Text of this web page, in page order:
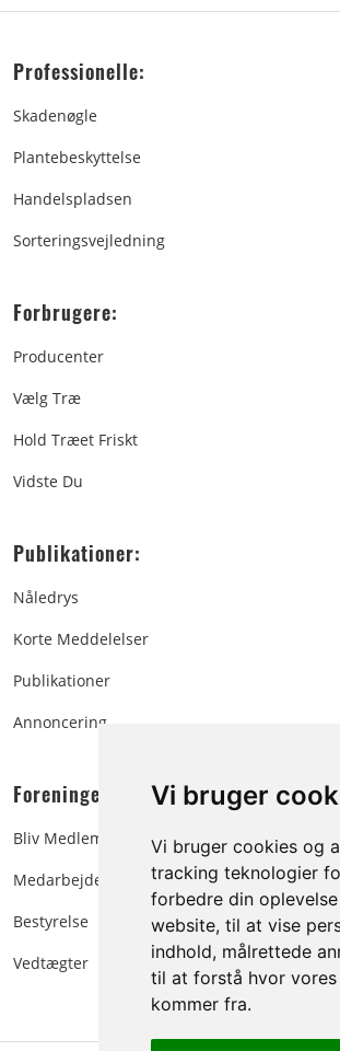
Vi bruger
Vi bruger cookies og
tracking teknologier
forbedre din
website, til at vise
indhold, målrettede
til at forstå hvor vores
kommer fra.
Professionelle:
Skadenøgle
Plantebeskyttelse
Handelspladsen
Sorteringsvejledning
Forbrugere:
Producenter
Vælg Træ
Hold Træet Friskt
Vidste Du
Publikationer:
Nåledrys
Korte Meddelelser
Publikationer
Annoncering
Foreningen:
Bliv Medlem
Medarbejdere
Bestyrelse
Vedtægter